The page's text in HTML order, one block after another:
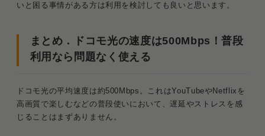
いと困る事情がある方は利用を検討しても良いと思います。
まとめ．ドコモ光の速度は500Mbps！普段
利用なら問題なく使える
ドコモ光の平均速度は約500Mbps。これはYouTubeやNetflixを
高画質で楽しむなどの普段使いにおいて、遅延やストレスを感
じることはまずありません。